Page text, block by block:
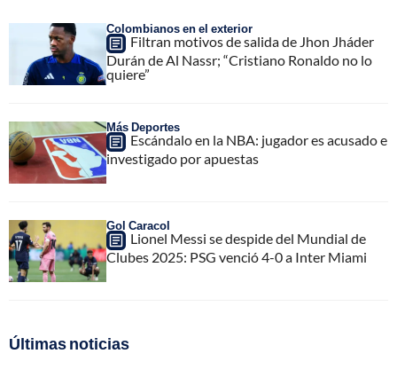
Colombianos en el exterior
Filtran motivos de salida de Jhon Jháder
Durán de Al Nassr; “Cristiano Ronaldo no lo
quiere”
Más Deportes
Escándalo en la NBA: jugador es acusado e
investigado por apuestas
Gol Caracol
Lionel Messi se despide del Mundial de
Clubes 2025: PSG venció 4-0 a Inter Miami
Últimas noticias